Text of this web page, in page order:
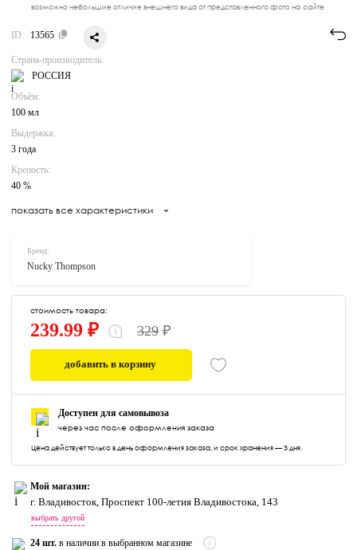
возможно небольшие отличие внешнего вида от представленного фото на сайте
ID: 13565
Страна-производитель:
РОССИЯ
Объём:
100 мл
Выдержка:
3 года
Крепость:
40 %
показать все характеристики
Бренд:
Nucky Thompson
стоимость товара:
239.99 ₽ 329 ₽
добавить в корзину
0
Доступен для самовывоза
через час после оформления заказа
Цена действует только в день оформления заказа, и срок хранения — 3 дня.
Мой магазин:
г. Владивосток, Проспект 100-летия Владивостока, 143
выбрать другой
24 шт. в наличии в выбранном магазине